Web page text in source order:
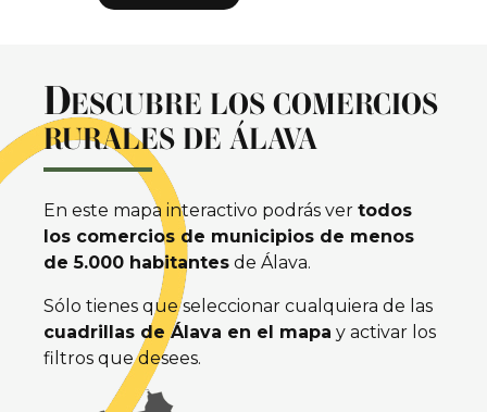
DESCUBRE LOS COMERCIOS
RURALES DE ÁLAVA
En este mapa interactivo podrás ver todos
los comercios de municipios de menos
de 5.000 habitantes de Álava.
Sólo tienes que seleccionar cualquiera de las
cuadrillas de Álava en el mapa y activar los
filtros que desees.